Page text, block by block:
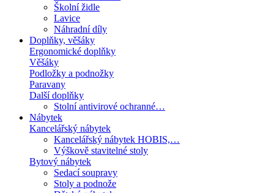
Školní židle
Lavice
Náhradní díly
Doplňky, věšáky
Ergonomické doplňky
Věšáky
Podložky a podnožky
Paravany
Další doplňky
Stolní antivirové ochranné…
Nábytek
Kancelářský nábytek
Kancelářský nábytek HOBIS,…
Výškově stavitelné stoly
Bytový nábytek
Sedací soupravy
Stoly a podnože